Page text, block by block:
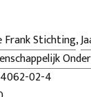
Frank Stichting,
02-4